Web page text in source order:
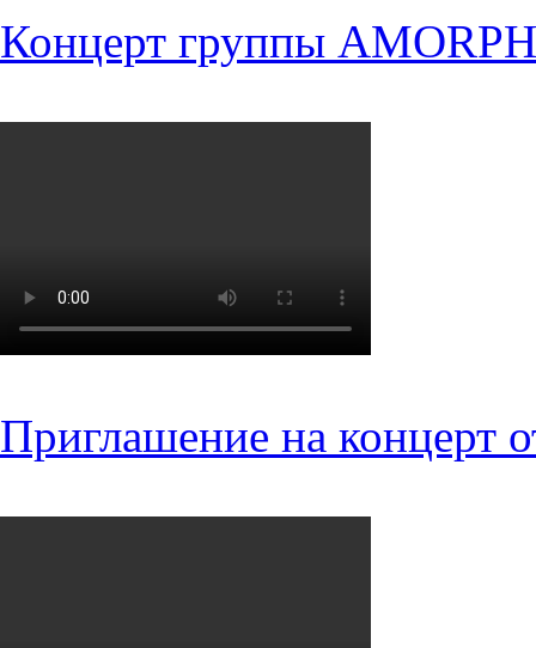
Концерт группы
Приглашение на концерт